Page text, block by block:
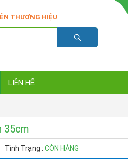
THƯƠNG HIỆU
LIÊN HỆ
35cm
Tình Trạng : CÒN HÀNG